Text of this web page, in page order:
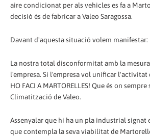
aire condicionat per als vehicles es fa a
decisió és de fabricar a Valeo Saragossa.
Davant d'aquesta situació volem manifestar:
La nostra total disconformitat amb la
l'empresa. Si l'empresa vol unificar l'activitat
HO FACI A MARTORELLES! Que és on
Climatització de Valeo.
Assenyalar que hi ha un pla industrial signat
que contempla la seva viabilitat de